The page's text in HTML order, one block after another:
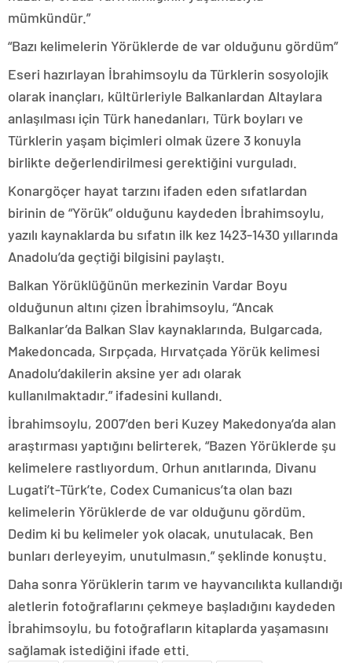
mümkündür.”
“Bazı kelimelerin Yörüklerde de var olduğunu gördüm”
Eseri hazırlayan İbrahimsoylu da Türklerin sosyolojik
olarak inançları, kültürleriyle Balkanlardan Altaylara
anlaşılması için Türk hanedanları, Türk boyları ve
Türklerin yaşam biçimleri olmak üzere 3 konuyla
birlikte değerlendirilmesi gerektiğini vurguladı.
Konargöçer hayat tarzını ifaden eden sıfatlardan
birinin de “Yörük” olduğunu kaydeden İbrahimsoylu,
yazılı kaynaklarda bu sıfatın ilk kez 1423-1430 yıllarında
Anadolu’da geçtiği bilgisini paylaştı.
Balkan Yörüklüğünün merkezinin Vardar Boyu
olduğunun altını çizen İbrahimsoylu, “Ancak
Balkanlar’da Balkan Slav kaynaklarında, Bulgarcada,
Makedoncada, Sırpçada, Hırvatçada Yörük kelimesi
Anadolu’dakilerin aksine yer adı olarak
kullanılmaktadır.” ifadesini kullandı.
İbrahimsoylu, 2007’den beri Kuzey Makedonya’da alan
araştırması yaptığını belirterek, “Bazen Yörüklerde şu
kelimelere rastlıyordum. Orhun anıtlarında, Divanu
Lugati’t-Türk’te, Codex Cumanicus’ta olan bazı
kelimelerin Yörüklerde de var olduğunu gördüm.
Dedim ki bu kelimeler yok olacak, unutulacak. Ben
bunları derleyeyim, unutulmasın.” şeklinde konuştu.
Daha sonra Yörüklerin tarım ve hayvancılıkta kullandığı
aletlerin fotoğraflarını çekmeye başladığını kaydeden
İbrahimsoylu, bu fotoğrafların kitaplarda yaşamasını
sağlamak istediğini ifade etti.